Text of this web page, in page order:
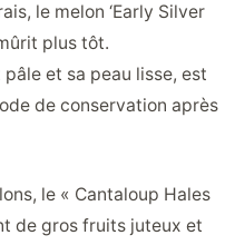
le melon ‘Early Silver
plus tôt.
et sa peau lisse, est
de conservation après
le « Cantaloup Hales
de gros fruits juteux et